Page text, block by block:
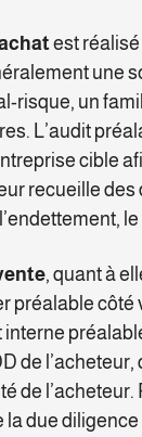
est
une
risque, un
L’audit
cible
recueille
, quant à
préalable côté
interne
de
de
la due